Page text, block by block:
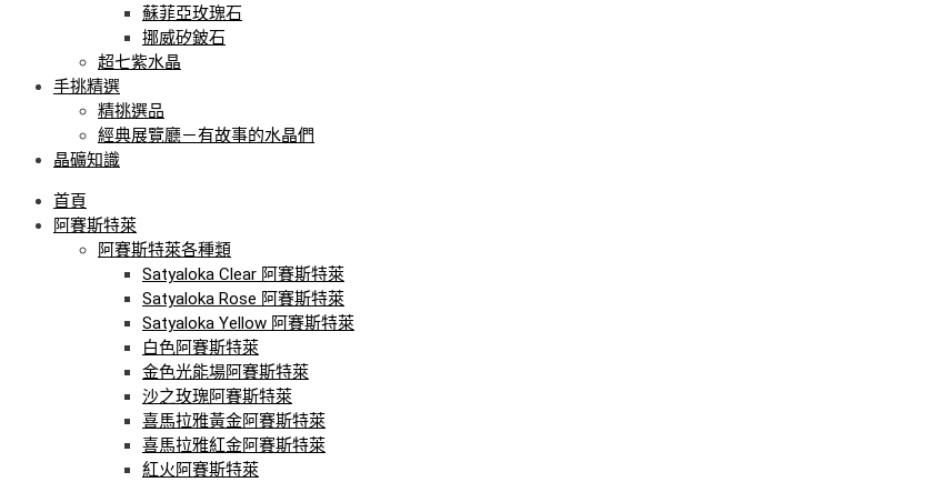
蘇菲亞玫瑰石
挪威矽鈹石
超七紫水晶
手挑精選
精挑選品
經典展覽廳－有故事的水晶們
晶礦知識
首頁
阿賽斯特萊
阿賽斯特萊各種類
Satyaloka Clear 阿賽斯特萊
Satyaloka Rose 阿賽斯特萊
Satyaloka Yellow 阿賽斯特萊
白色阿賽斯特萊
金色光能場阿賽斯特萊
沙之玫瑰阿賽斯特萊
喜馬拉雅黃金阿賽斯特萊
喜馬拉雅紅金阿賽斯特萊
紅火阿賽斯特萊